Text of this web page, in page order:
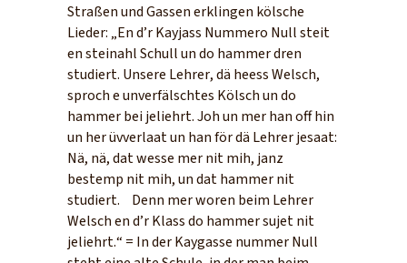
Straßen und Gassen erklingen kölsche
Lieder: „En d’r Kayjass Nummero Null steit
en steinahl Schull un do hammer dren
studiert. Unsere Lehrer, dä heess Welsch,
sproch e unverfälschtes Kölsch un do
hammer bei jeliehrt. Joh un mer han off hin
un her üvverlaat un han för dä Lehrer jesaat:
Nä, nä, dat wesse mer nit mih, janz
bestemp nit mih, un dat hammer nit
studiert. Denn mer woren beim Lehrer
Welsch en d’r Klass do hammer sujet nit
jeliehrt.“ = In der Kaygasse nummer Null